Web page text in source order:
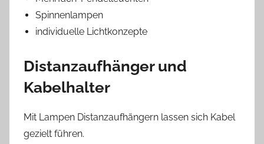
Spinnenlampen
individuelle Lichtkonzepte
Distanzaufhänger und
Kabelhalter
Mit Lampen Distanzaufhängern lassen sich Kabel
gezielt führen.